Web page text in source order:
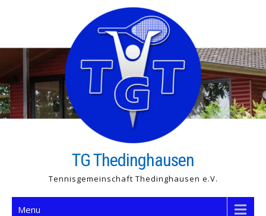
TG Thedinghausen
Tennisgemeinschaft Thedinghausen e.V.
Menu